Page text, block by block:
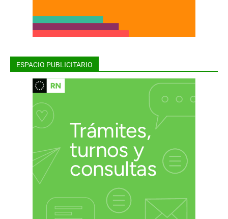
ESPACIO PUBLICITARIO